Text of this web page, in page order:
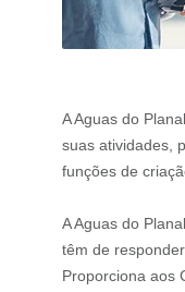
A Aguas do
suas atividades,
funções de
A Aguas do
têm de
Proporciona aos